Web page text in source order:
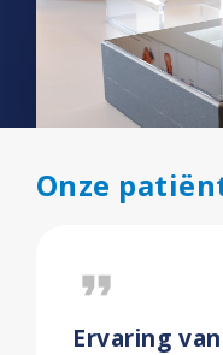
Onze
format_quote
Ervaring